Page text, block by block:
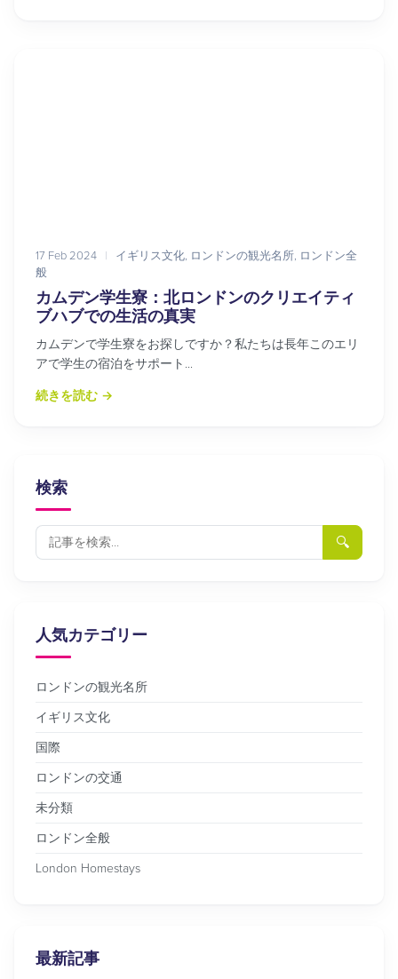
17 Feb 2024 | イギリス文化, ロンドンの観光名所, ロンドン全
般
カムデン学生寮：北ロンドンのクリエイティ
ブハブでの生活の真実
カムデンで学生寮をお探しですか？私たちは長年このエリ
アで学生の宿泊をサポート...
続きを読む →
検索
🔍
人気カテゴリー
ロンドンの観光名所
イギリス文化
国際
ロンドンの交通
未分類
ロンドン全般
London Homestays
最新記事